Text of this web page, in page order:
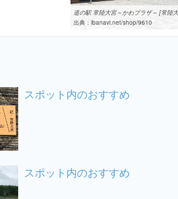
出典： ibanavi.net/shop/9610
スポット内のおすすめ
スポット内のおすすめ